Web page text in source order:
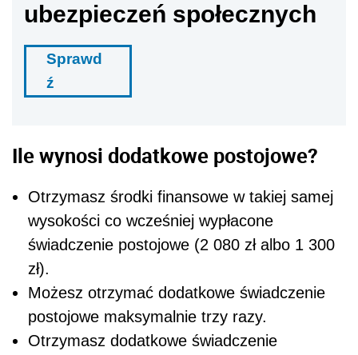
ubezpieczeń społecznych
Sprawd
ź
Ile wynosi dodatkowe postojowe?
Otrzymasz środki finansowe w takiej samej
wysokości co wcześniej wypłacone
świadczenie postojowe (2 080 zł albo 1 300
zł).
Możesz otrzymać dodatkowe świadczenie
postojowe maksymalnie trzy razy.
Otrzymasz dodatkowe świadczenie